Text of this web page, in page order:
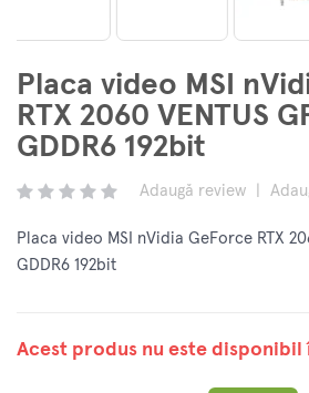
Placa video MSI
RTX 2060 VENTUS
GDDR6 192bit
Adaugă review
Placa video MSI nVidia GeForce RTX
GDDR6 192bit
Acest produs nu este disponibil